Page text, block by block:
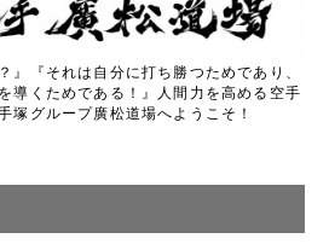
』『それは自分に打ち勝つためであり、
導くためである！』人間力を高める空手
塚グループ廣松道場へようこそ！